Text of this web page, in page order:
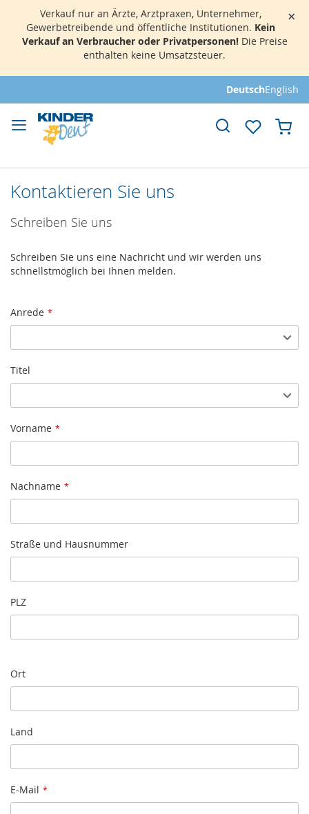
×
Verkauf nur an Ärzte, Arztpraxen, Unternehmer,
Gewerbetreibende und öffentliche Institutionen. Kein
Verkauf an Verbraucher oder Privatpersonen!Die Preise
enthalten keine Umsatzsteuer.
zum
DeutschEnglish
Kontaktieren Sie uns
Schreiben Sie uns
Schreiben Sie uns eine Nachricht und wir werden uns
schnellstmöglich bei Ihnen melden.
Name
Anrede
Titel
Vorname
Nachname
Straße und Hausnummer
PLZ
Ort
Land
E-Mail